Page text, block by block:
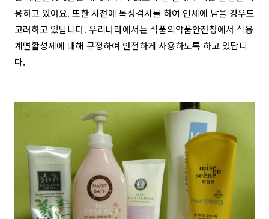
용하고 있어요. 또한 사전에 독성검사를 하여 인체에 남을 경우도
고려하고 있답니다. 우리나라에서는 식품의약품안전청에서 식용
계면활성제에 대해 규정하여 안전하게 사용하도록 하고 있답니
다.